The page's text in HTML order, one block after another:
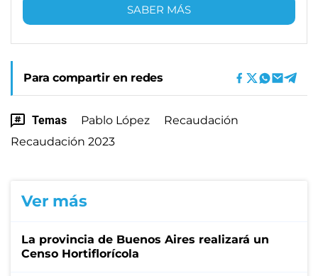
SABER MÁS
Para compartir en redes
Temas Pablo López
Recaudación
Recaudación 2023
Ver más
La provincia de Buenos Aires realizará un
Censo Hortiflorícola